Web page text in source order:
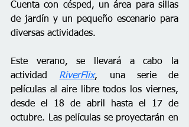
Cuenta con césped, un área para sillas
de jardín y un pequeño escenario para
diversas actividades.
Este verano, se llevará a cabo la
actividad RiverFlix, una serie de
películas al aire libre todos los viernes,
desde el 18 de abril hasta el 17 de
octubre. Las películas se proyectarán en